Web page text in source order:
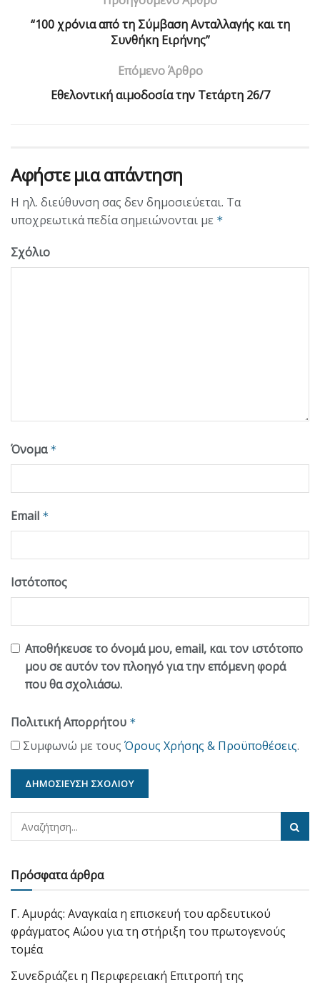
“100 χρόνια από τη Σύμβαση Ανταλλαγής και τη
Συνθήκη Ειρήνης”
Επόμενο Άρθρο
Εθελοντική αιμοδοσία την Τετάρτη 26/7
Αφήστε μια απάντηση
Η ηλ. διεύθυνση σας δεν δημοσιεύεται. Τα
υποχρεωτικά πεδία σημειώνονται με *
Σχόλιο
Όνομα *
Email *
Ιστότοπος
Αποθήκευσε το όνομά μου, email, και τον ιστότοπο
μου σε αυτόν τον πλοηγό για την επόμενη φορά
που θα σχολιάσω.
Πολιτική Απορρήτου *
Συμφωνώ με τους Όρους Χρήσης & Προϋποθέσεις.
Πρόσφατα άρθρα
Γ. Αμυράς: Αναγκαία η επισκευή του αρδευτικού
φράγματος Αώου για τη στήριξη του πρωτογενούς
τομέα
Συνεδριάζει η Περιφερειακή Επιτροπή της